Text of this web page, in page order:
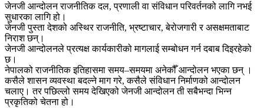
जेनजी आन्दोलन राजनीतिक दल, प्रणाली वा संविधान परिवर्तनको लागि नभई
सुधारका लागि हो।
जेनजी पुस्ता देशको अस्थिर राजनीति, भ्रष्टाचार, बेरोजगारी र असक्षमताबाट
निराश छन्।
जेनजी आन्दोलनले प्रत्यक्ष कार्यकारीको मागलाई सम्बोधन गर्न दबाब दिइरहेको
छ।
नेपालको राजनीतिक इतिहासमा समय–समयमा अनेकौँ आन्दोलन भएका छन् ।
कसैले शासन व्यवस्था बदल्ने माग गरे, कसैले संविधान निर्माणको आन्दोलन
चलाए। तर पछिल्लो समय देखिएको जेनजी आन्दोलन ती सबैभन्दा भिन्न
प्रकृतिको चेतना हो।